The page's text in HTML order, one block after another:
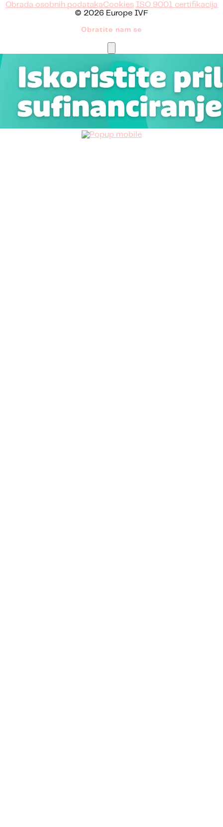
Obrada osobnih podatakaCookies
ISO 9001 certifikacija
© 2026 Europe IVF
Obratite nam se